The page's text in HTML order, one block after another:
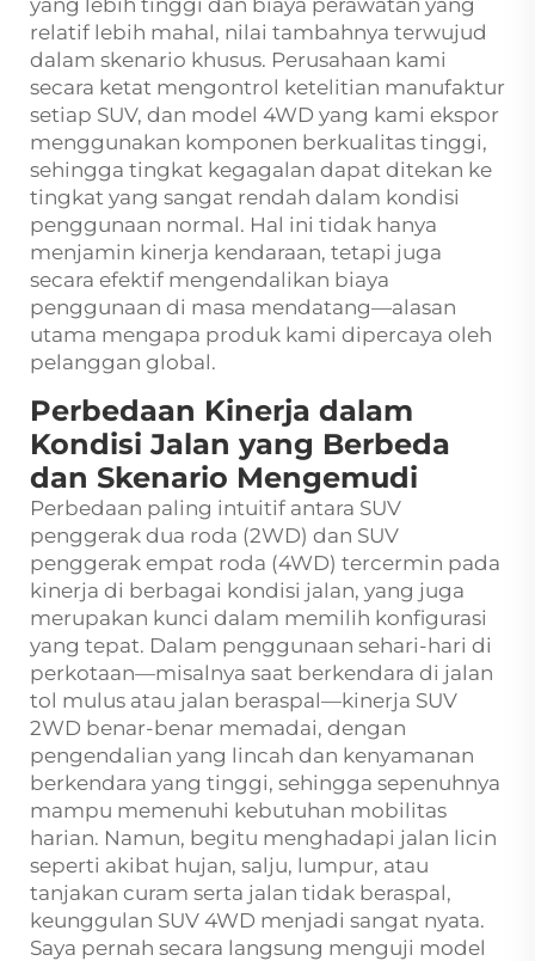
relatif lebih mahal, nilai tambahnya terwujud
dalam skenario khusus. Perusahaan kami
secara ketat mengontrol ketelitian manufaktur
setiap SUV, dan model 4WD yang kami ekspor
menggunakan komponen berkualitas tinggi,
sehingga tingkat kegagalan dapat ditekan ke
tingkat yang sangat rendah dalam kondisi
penggunaan normal. Hal ini tidak hanya
menjamin kinerja kendaraan, tetapi juga
secara efektif mengendalikan biaya
penggunaan di masa mendatang—alasan
utama mengapa produk kami dipercaya oleh
pelanggan global.
Perbedaan Kinerja dalam
Kondisi Jalan yang Berbeda
dan Skenario Mengemudi
Perbedaan paling intuitif antara SUV
penggerak dua roda (2WD) dan SUV
penggerak empat roda (4WD) tercermin pada
kinerja di berbagai kondisi jalan, yang juga
merupakan kunci dalam memilih konfigurasi
yang tepat. Dalam penggunaan sehari-hari di
perkotaan—misalnya saat berkendara di jalan
tol mulus atau jalan beraspal—kinerja SUV
2WD benar-benar memadai, dengan
pengendalian yang lincah dan kenyamanan
berkendara yang tinggi, sehingga sepenuhnya
mampu memenuhi kebutuhan mobilitas
harian. Namun, begitu menghadapi jalan licin
seperti akibat hujan, salju, lumpur, atau
tanjakan curam serta jalan tidak beraspal,
keunggulan SUV 4WD menjadi sangat nyata.
Saya pernah secara langsung menguji model